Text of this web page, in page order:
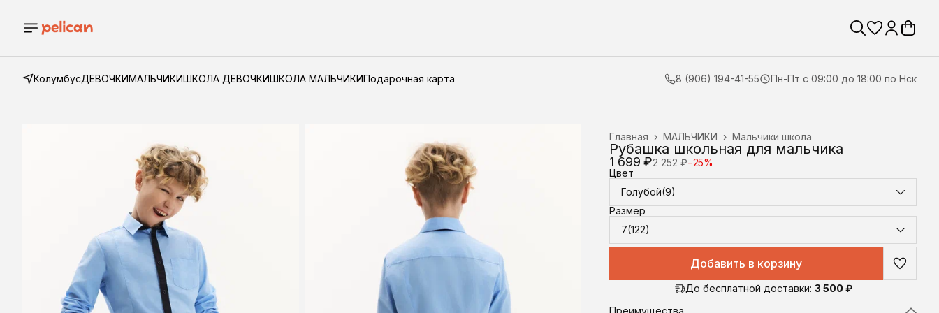
КолумбусДЕВОЧКИМАЛЬЧИКИШКОЛА ДЕВОЧКИШКОЛА МАЛЬЧИКИПодарочная карта 8 (906) 194-41-55 Пн-Пт с 09:00 до 18:00 по Нск
Мальчики школа
МАЛЬЧИКИ ›
Главная ›
Рубашка школьная для мальчика
1 699 ₽2 252 ₽−25%
Цвет
Голубой(9)
Размер
7(122)
Добавить в корзину
До бесплатной доставки: 3 500 ₽
Преимущества